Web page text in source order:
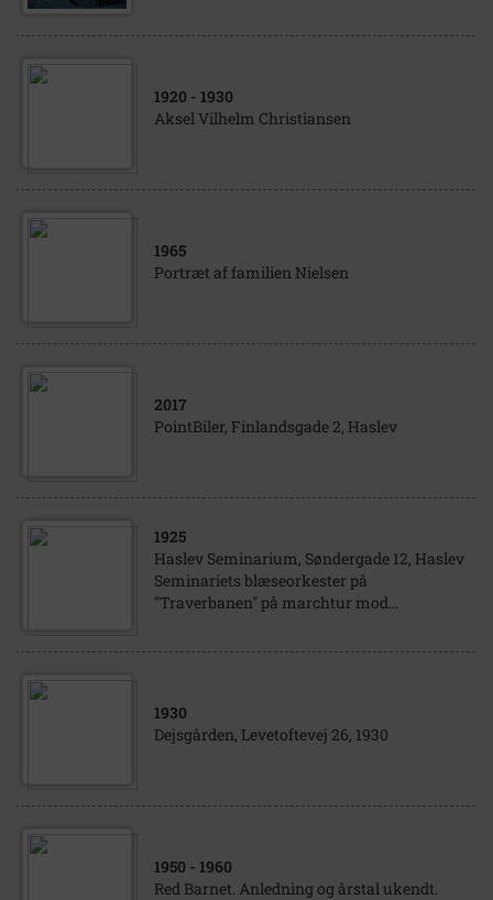
1920 - 1930
Aksel Vilhelm Christiansen
1965
Portræt af familien Nielsen
2017
PointBiler, Finlandsgade 2, Haslev
1925
Haslev Seminarium, Søndergade 12, Haslev
Seminariets blæseorkester på
"Traverbanen" på marchtur mod...
1930
Dejsgården, Levetoftevej 26, 1930
1950 - 1960
Red Barnet. Anledning og årstal ukendt.